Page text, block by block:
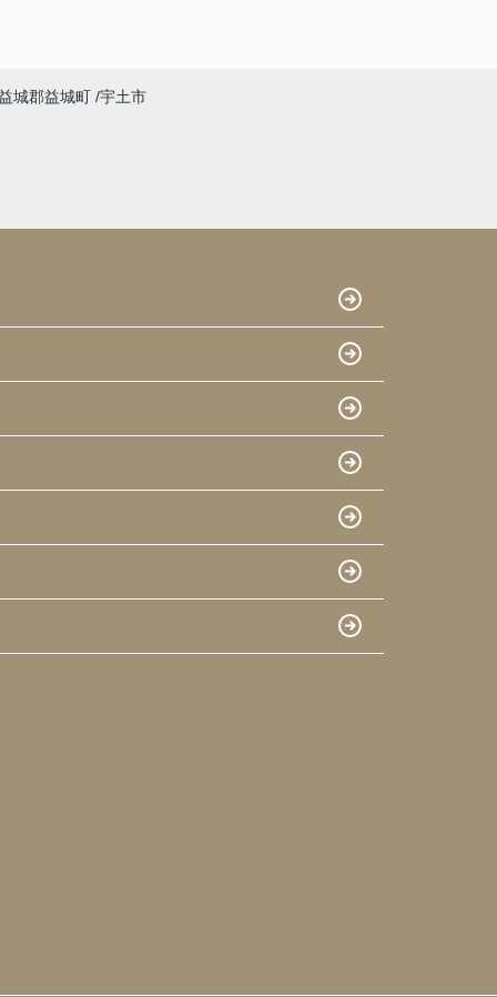
益城郡益城町 宇土市